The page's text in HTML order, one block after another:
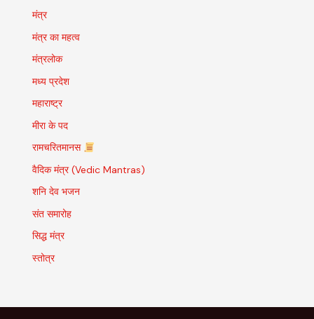
मंत्र
मंत्र का महत्व
मंत्रलोक
मध्य प्रदेश
महाराष्ट्र
मीरा के पद
रामचरितमानस
वैदिक मंत्र (Vedic Mantras)
शनि देव भजन
संत समारोह
सिद्ध मंत्र
स्तोत्र